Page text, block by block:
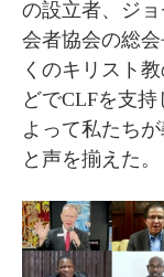
の設立者、ジ
会者協会の総
くのキリスト
どでCLFを支
よって私たち
と声を揃えた。